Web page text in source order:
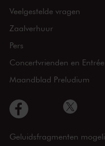
Veelgestelde vragen
Zaalverhuur
Pers
Concertvrienden en Entrée
Maandblad Preludium
Geluidsfragmenten